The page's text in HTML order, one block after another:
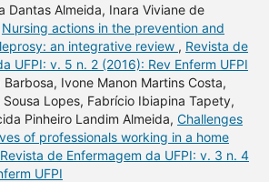
Dantas Almeida, Inara Viviane de
Nursing actions in the prevention and
an integrative review , Revista de
UFPI: v. 5 n. 2 (2016): Rev Enferm UFPI
Barbosa, Ivone Manon Martins Costa,
Sousa Lopes, Fabrício Ibiapina Tapety,
Pinheiro Landim Almeida, Challenges
of professionals working in a home
Revista de Enfermagem da UFPI: v. 3 n. 4
UFPI